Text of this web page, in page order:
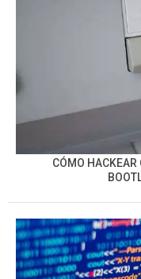
CÓMO HACKEAR